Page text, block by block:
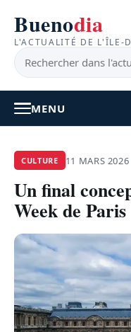
Buenodia
L'ACTUALITÉ DE L'ÎLE-
MENU
ACTUALITÉ
FEEL GOOD
FAITS DIVERS
CULTURE 11 MARS 2026
Un final
Week de Paris